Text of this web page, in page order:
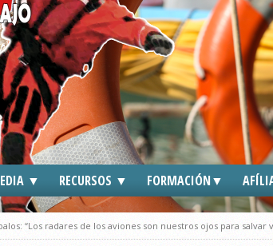
▼ RECURSOS ▼
ENLACES DE INTERES
TRAFFIC
FORMACIÓN▼
CGT ►
“Los radares de los aviones son nuestros ojos para salvar